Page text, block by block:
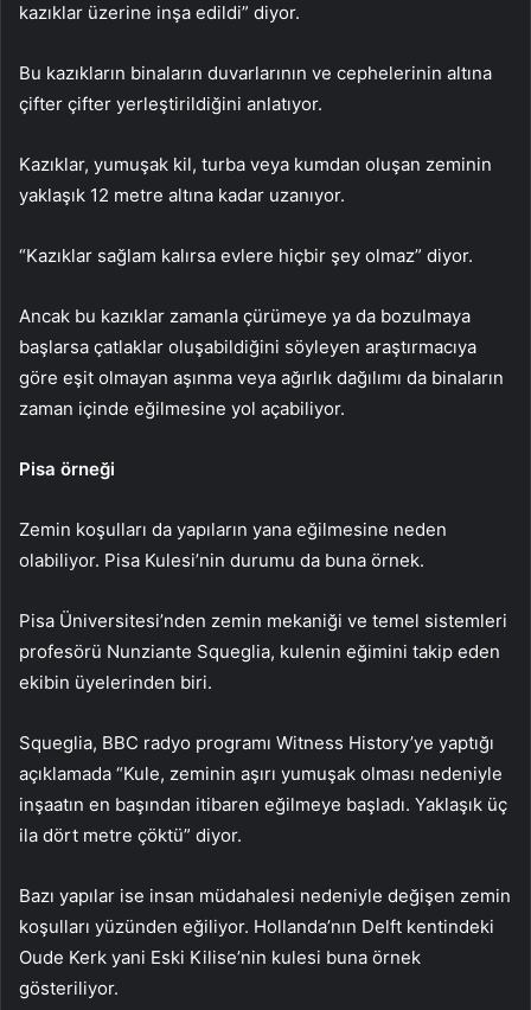
kazıklar üzerine inşa edildi” diyor.
Bu kazıkların binaların duvarlarının ve cephelerinin altına
çifter çifter yerleştirildiğini anlatıyor.
Kazıklar, yumuşak kil, turba veya kumdan oluşan zeminin
yaklaşık 12 metre altına kadar uzanıyor.
“Kazıklar sağlam kalırsa evlere hiçbir şey olmaz” diyor.
Ancak bu kazıklar zamanla çürümeye ya da bozulmaya
başlarsa çatlaklar oluşabildiğini söyleyen araştırmacıya
göre eşit olmayan aşınma veya ağırlık dağılımı da binaların
zaman içinde eğilmesine yol açabiliyor.
Pisa örneği
Zemin koşulları da yapıların yana eğilmesine neden
olabiliyor. Pisa Kulesi’nin durumu da buna örnek.
Pisa Üniversitesi’nden zemin mekaniği ve temel sistemleri
profesörü Nunziante Squeglia, kulenin eğimini takip eden
ekibin üyelerinden biri.
Squeglia, BBC radyo programı Witness History’ye yaptığı
açıklamada “Kule, zeminin aşırı yumuşak olması nedeniyle
inşaatın en başından itibaren eğilmeye başladı. Yaklaşık üç
ila dört metre çöktü” diyor.
Bazı yapılar ise insan müdahalesi nedeniyle değişen zemin
koşulları yüzünden eğiliyor. Hollanda’nın Delft kentindeki
Oude Kerk yani Eski Kilise’nin kulesi buna örnek
gösteriliyor.